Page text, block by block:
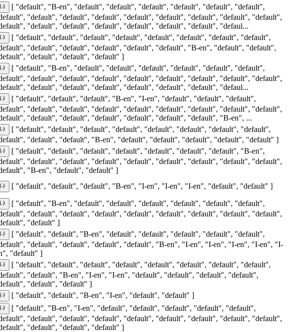
[ "default", "B-en", "default", "default", "default", "default", "default", "default",
"default", "default", "default", "default", "default", "default", "default", "default",
"default", "default", "default", "default", "default", "default", "defaul...
[ "default", "default", "default", "default", "default", "default", "default", "default",
"default", "default", "default", "default", "default", "B-en", "default", "default",
"default", "default", "default" ]
[ "default", "B-en", "default", "default", "default", "default", "default", "default",
"default", "default", "default", "default", "default", "default", "default", "default",
"default", "default", "default", "default", "default", "default", "defaul...
[ "default", "default", "default", "B-en", "I-en", "default", "default", "default",
"default", "default", "default", "default", "default", "default", "default", "default",
"default", "default", "default", "default", "default", "default", "B-en", ...
[ "default", "default", "default", "default", "default", "default", "default", "default",
"default", "default", "B-en", "default", "default", "default", "default", "default" ]
[ "default", "default", "default", "default", "default", "default", "default", "B-en",
"default", "default", "default", "default", "default", "default", "default", "default",
"B-en", "default", "default" ]
[ "default", "default", "default", "B-en", "I-en", "I-en", "I-en", "default", "default" ]
[ "default", "B-en", "default", "default", "default", "default", "default", "default",
"default", "default", "default", "default", "default", "default", "default", "default",
"default" ]
[ "default", "default", "B-en", "default", "default", "default", "default", "default",
"default", "default", "default", "default", "B-en", "I-en", "I-en", "I-en", "I-en", "I-
"default" ]
[ "default", "default", "default", "default", "default", "default", "default", "default",
"default", "B-en", "I-en", "I-en", "default", "default", "default", "default",
"default", "default" ]
[ "default", "default", "B-en", "I-en", "default", "default" ]
[ "default", "B-en", "I-en", "default", "default", "default", "default", "default",
"default", "default", "default", "default", "default", "default", "default", "default",
"default", "default", "default" ]